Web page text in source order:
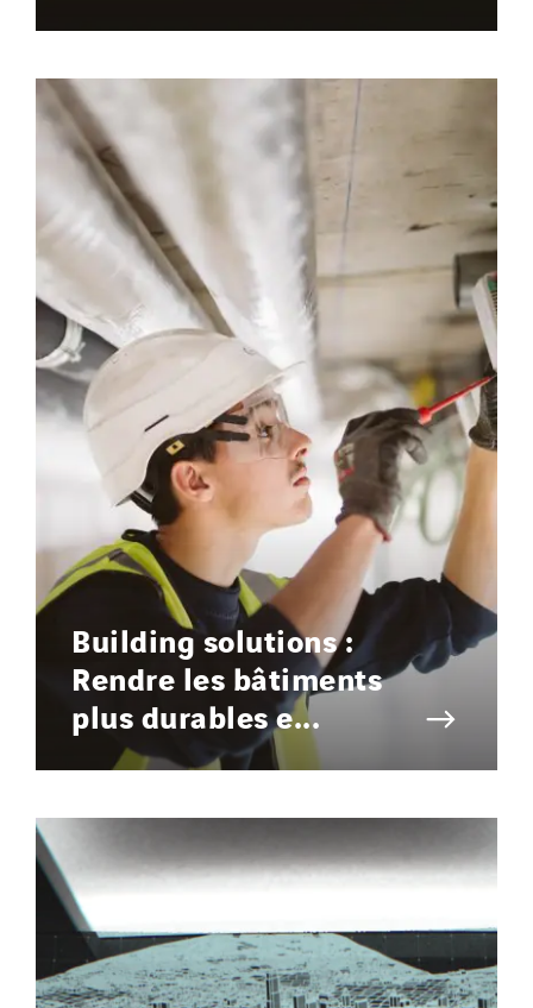
Building solutions :
Rendre les bâtiments
plus durables e...